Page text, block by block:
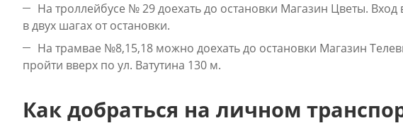
На троллейбусе № 29 доехать до остановки Магазин Цветы. Вход
в двух шагах от остановки.
На трамвае №8,15,18 можно доехать до остановки Магазин
пройти вверх по ул. Ватутина 130 м.
Как добраться на личном